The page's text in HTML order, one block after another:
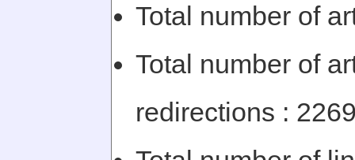
Total number of
Total number of
redirections :